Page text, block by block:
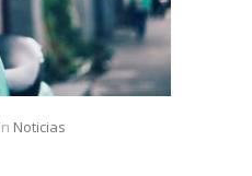
In Noticias